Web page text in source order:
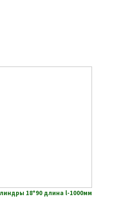
18*90 длина l-1000мм